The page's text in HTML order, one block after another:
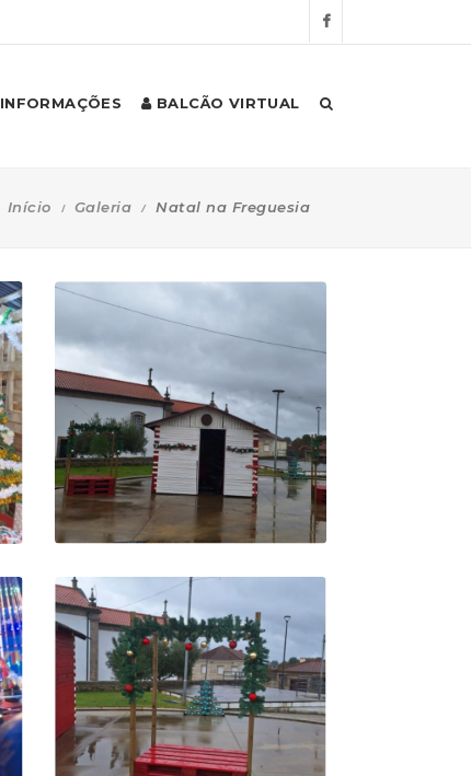
INFORMAÇÕES BALCÃO VIRTUAL
Início Galeria Natal na Freguesia
A CASINHA D'ALDEIA
PARA O PAI NATAL